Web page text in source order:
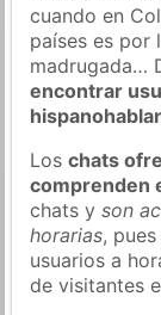
cuando en
países es por
madrugada…
encontrar
Loschats
comprenden
chats yson
horarias,
usuarios a
de visitantes